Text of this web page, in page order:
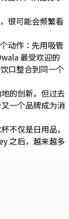
很可能会频繁看
动作：先用吸管
最受欢迎的
口整合到同一个
的创新。但过去
一个品牌成为消
不仅是日用品，
之后，越来越多